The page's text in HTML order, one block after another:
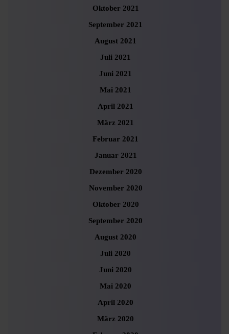
Oktober 2021
September 2021
August 2021
Juli 2021
Juni 2021
Mai 2021
April 2021
März 2021
Februar 2021
Januar 2021
Dezember 2020
November 2020
Oktober 2020
September 2020
August 2020
Juli 2020
Juni 2020
Mai 2020
April 2020
März 2020